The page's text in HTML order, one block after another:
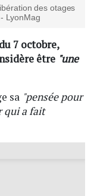
des otages
LyonMag
7 octobre,
être "une
sa "pensée pour
qui a fait